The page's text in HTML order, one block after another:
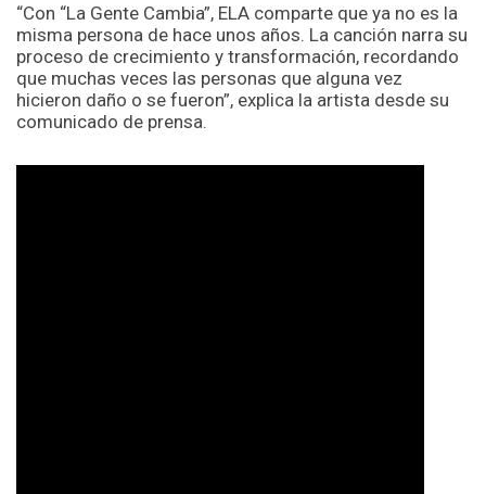
“Con “La Gente Cambia”, ELA comparte que ya no es la
misma persona de hace unos años. La canción narra su
proceso de crecimiento y transformación, recordando
que muchas veces las personas que alguna vez
hicieron daño o se fueron”, explica la artista desde su
comunicado de prensa.